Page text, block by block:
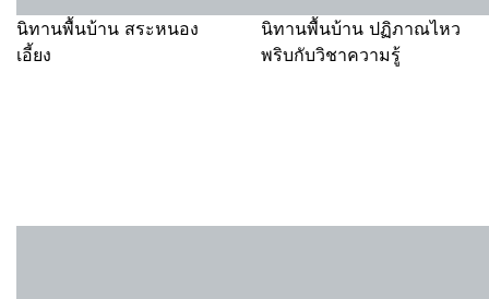
นิทานพื้นบ้าน สระหนอง
เอี้ยง
นิทานพื้นบ้าน ปฏิภาณไหว
พริบกับวิชาความรู้